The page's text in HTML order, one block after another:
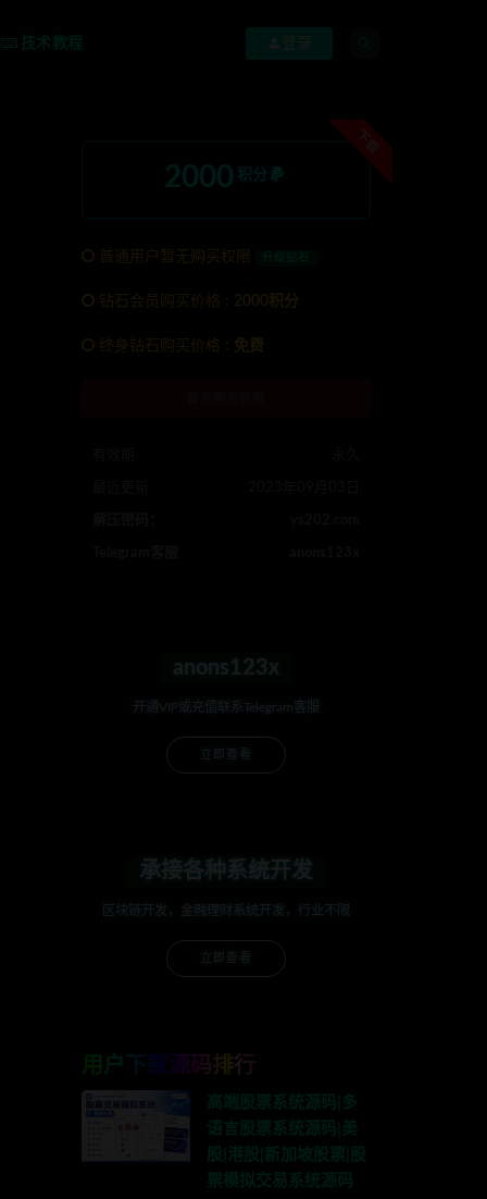
技术教程 登录
开联系TG:anons123x
下载
2000 积分
普通用户暂无购买权限
钻石会员购买价格 : 2000积分
终身钻石购买价格 : 免费
anons123x
开通VIP或充值联系Telegram客服
立即查看
承接各种系统开发
区块链开发，金融理财系统开发，行业不限
立即查看
用户下载源码排行
高端股票系统源码|多
语言股票系统源码|美
股|港股|新加坡股票|股
票模拟交易系统源码